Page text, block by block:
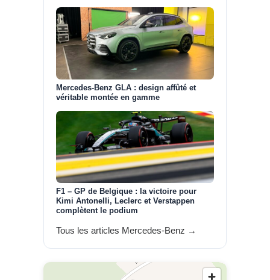
Mercedes-Benz GLA : design affûté et
véritable montée en gamme
F1 – GP de Belgique : la victoire pour
Kimi Antonelli, Leclerc et Verstappen
complètent le podium
Tous les articles Mercedes-Benz →